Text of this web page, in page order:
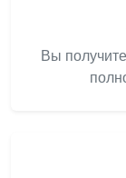
Вы